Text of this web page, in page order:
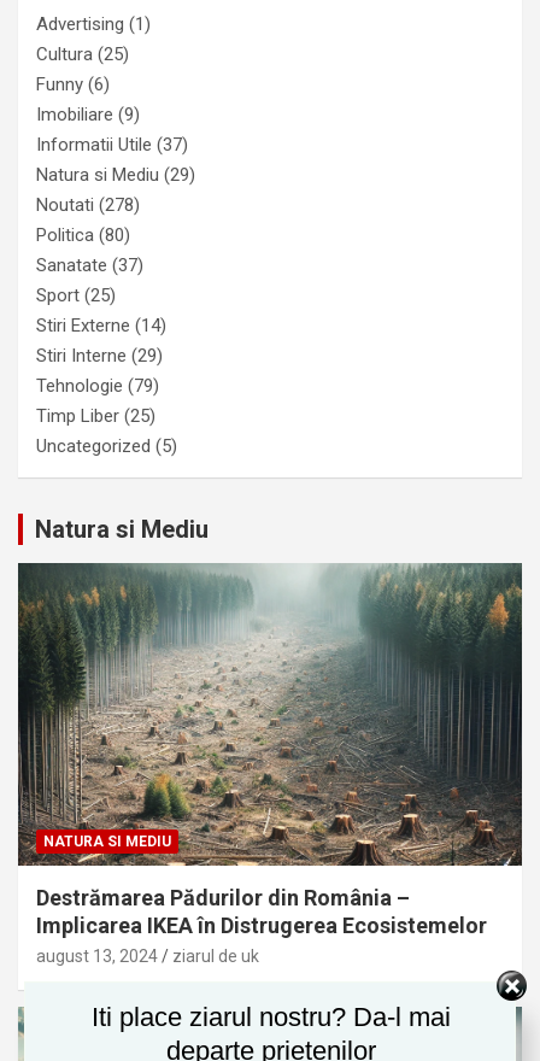
Advertising (1)
Cultura (25)
Funny (6)
Imobiliare (9)
Informatii Utile (37)
Natura si Mediu (29)
Noutati (278)
Politica (80)
Sanatate (37)
Sport (25)
Stiri Externe (14)
Stiri Interne (29)
Tehnologie (79)
Timp Liber (25)
Uncategorized (5)
Natura si Mediu
NATURA SI MEDIU
Destrămarea Pădurilor din România –
Implicarea IKEA în Distrugerea Ecosistemelor
august 13, 2024 ziarul de uk
Iti place ziarul nostru? Da-l mai
departe prietenilor